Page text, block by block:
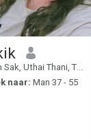
Uthai Thani, Thailand
naar: Man 37 - 55